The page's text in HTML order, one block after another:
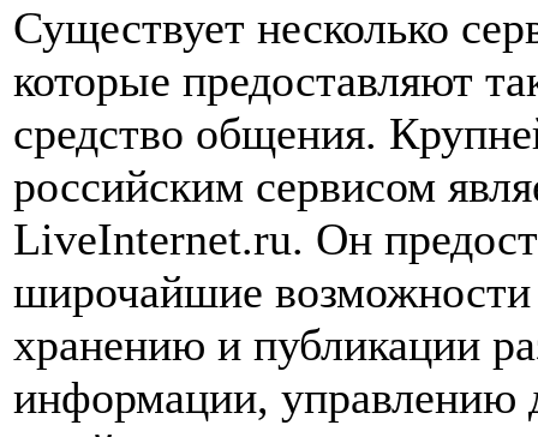
Существует несколько
которые предоставляют
средство общения.
российским сервисом
LiveInternet.ru. Он
широчайшие
хранению и публикации
информации, управлению